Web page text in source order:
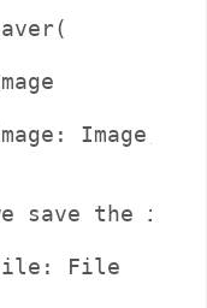
Image,
save the
File